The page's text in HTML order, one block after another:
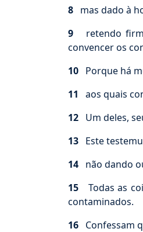
8 mas dado à
9 retendo
convencer os
10 Porque há
11 aos quais
12 Um deles,
13 Este
14 não dando
15 Todas as
contaminados.
16 Confessam